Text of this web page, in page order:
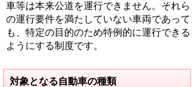
車等は本来公道を運行できません。それら
の運行要件を満たしていない車両であって
も、特定の目的のため特例的に運行できる
ようにする制度です。
対象となる自動車の種類